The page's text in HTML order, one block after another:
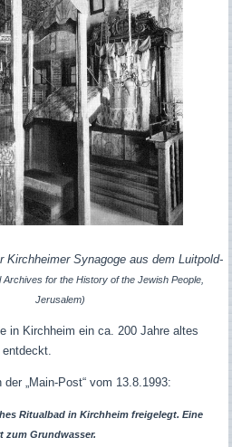
Kirchheimer Synagoge aus dem Luitpold-
Archives for the History of the Jewish People,
Jerusalem)
in Kirchheim ein ca. 200 Jahre altes
„Main-Post“ vom 13.8.1993:
Ritualbad in Kirchheim freigelegt. Eine
zum Grundwasser.